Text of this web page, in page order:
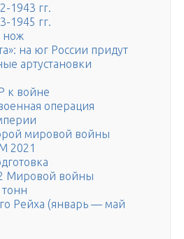
1943 гг.
1945 гг.
нож
на юг России придут
артустановки
к войне
операция
мировой войны
2021
Мировой войны
Рейха (январь — май